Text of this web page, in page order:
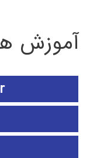
آموزش